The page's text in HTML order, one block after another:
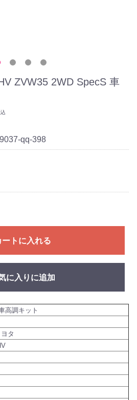
ZVW35 2WD SpecS 車
qq-398
ートに入れる
に入りに追加
高調キット
タ